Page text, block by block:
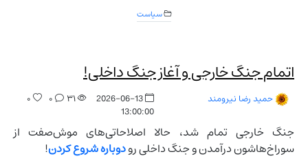
سیاست
اتمام جنگ خارجی و آغاز جنگ داخلی!
حمید رضا نیرومند
2026-06-13
13:00:00
۳۱ ۰ ۰
جنگ خارجی تمام شد، حالا اصلاحاتی‌های موش‌صفت از
سوراخ‌هاشون درآمدن و جنگ داخلی رودوباره شروع کردن!